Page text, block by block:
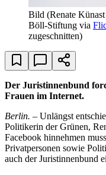
Bild (Renate
Böll-Stiftung via
zugeschnitten)
Der Juristinnenbund
Frauen im Internet.
Berlin. – Unlängst
Politikerin der Grünen,
Facebook hinnehmen
Privatpersonen sowie
auch der Juristinnenbund